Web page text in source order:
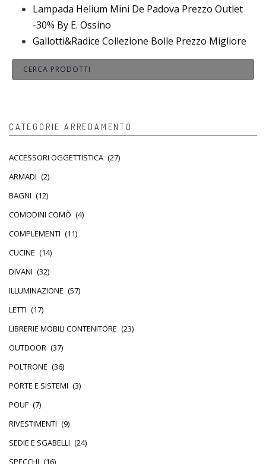
Lampada Helium Mini De Padova Prezzo Outlet
-30% By E. Ossino
Gallotti&Radice Collezione Bolle Prezzo Migliore
CATEGORIE ARREDAMENTO
ACCESSORI OGGETTISTICA (27)
ARMADI (2)
BAGNI (12)
COMODINI COMÒ (4)
COMPLEMENTI (11)
CUCINE (14)
DIVANI (32)
ILLUMINAZIONE (57)
LETTI (17)
LIBRERIE MOBILI CONTENITORE (23)
OUTDOOR (37)
POLTRONE (36)
PORTE E SISTEMI (3)
POUF (7)
RIVESTIMENTI (9)
SEDIE E SGABELLI (24)
SPECCHI (16)